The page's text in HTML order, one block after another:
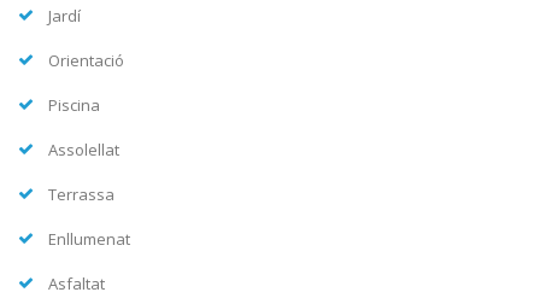
Jardí
Orientació
Piscina
Assolellat
Terrassa
Enllumenat
Asfaltat